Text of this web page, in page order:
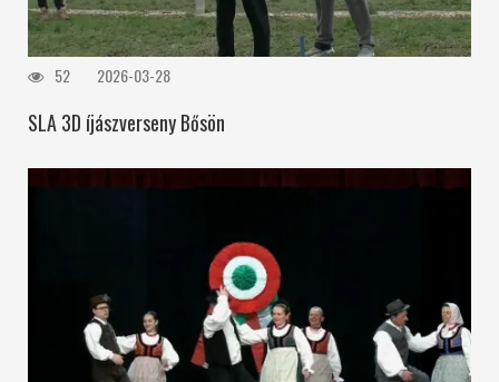
52 2026-03-28
SLA 3D íjászverseny Bősön